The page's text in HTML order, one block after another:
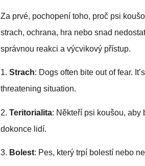
Za prvé, pochopení toho, proč psi
strach, ochrana, hra nebo snad
správnou reakci a výcvikový přístup.
1.Strach: Dogs often bite out of fear.
threatening situation.
2.Teritorialita: Někteří psi koušou,
dokonce lidí.
3. Bolest: Pes, který trpí bolestí nebo